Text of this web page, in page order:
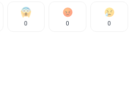
0 0 0